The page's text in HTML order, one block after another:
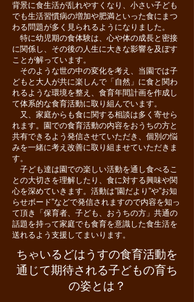
背景に食生活が乱れやすくなり、小さい子ども
でも生活習慣病の増加や肥満といった食にまつ
わる問題が多く見られるようになりました。
特に幼児期の食体験は、心や体の成長と密接
に関係し、その後の人生に大きな影響を及ぼす
ことが解っています。
そのような世の中の変化を考え、当園では子
どもと大人が共に楽しんで「自然」に食と関わ
れるような環境を整え、食育年間計画を作成し
て体系的な食育活動に取り組んでいます。
又、家庭からも食に関する相談は多く寄せら
れます。園での食育活動の内容をおうちの方と
共有できるよう発信させていただき、個別の悩
みを一緒に考え改善に取り組ませていただきま
す。
子ども達は園での楽しい活動を通し食べるこ
との大切さを理解したり、食に対する興味や関
心を深めていきます。活動は”園だより”や”お知
らせボード”などで発信されますので内容を知っ
て頂き「保育者、子ども、おうちの方」共通の
話題を持って家庭でも食育を意識した食生活を
送れるよう支援してまいります。
ちゃいるどはうすの食育活動を
通じて期待される子どもの育ち
の姿とは？